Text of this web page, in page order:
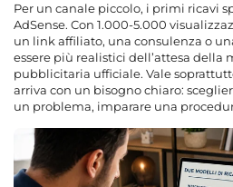
Per un canale piccolo, i primi ricavi
AdSense. Con 1.000-5.000
un link affiliato, una consulenza o
essere più realistici dell’attesa della
pubblicitaria ufficiale. Vale
arriva con un bisogno chiaro:
un problema, imparare una